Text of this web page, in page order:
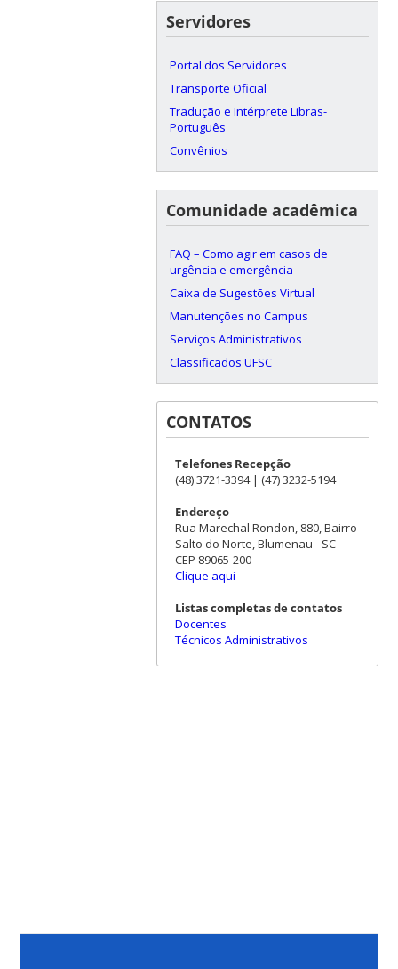
Servidores
Portal dos Servidores
Transporte Oficial
Tradução e Intérprete Libras-
Português
Convênios
Comunidade acadêmica
FAQ – Como agir em casos de
urgência e emergência
Caixa de Sugestões Virtual
Manutenções no Campus
Serviços Administrativos
Classificados UFSC
CONTATOS
Telefones Recepção
(48) 3721-3394 | (47) 3232-5194
Endereço
Rua Marechal Rondon, 880, Bairro
Salto do Norte, Blumenau - SC
CEP 89065-200
Clique aqui
Listas completas de contatos
Docentes
Técnicos Administrativos